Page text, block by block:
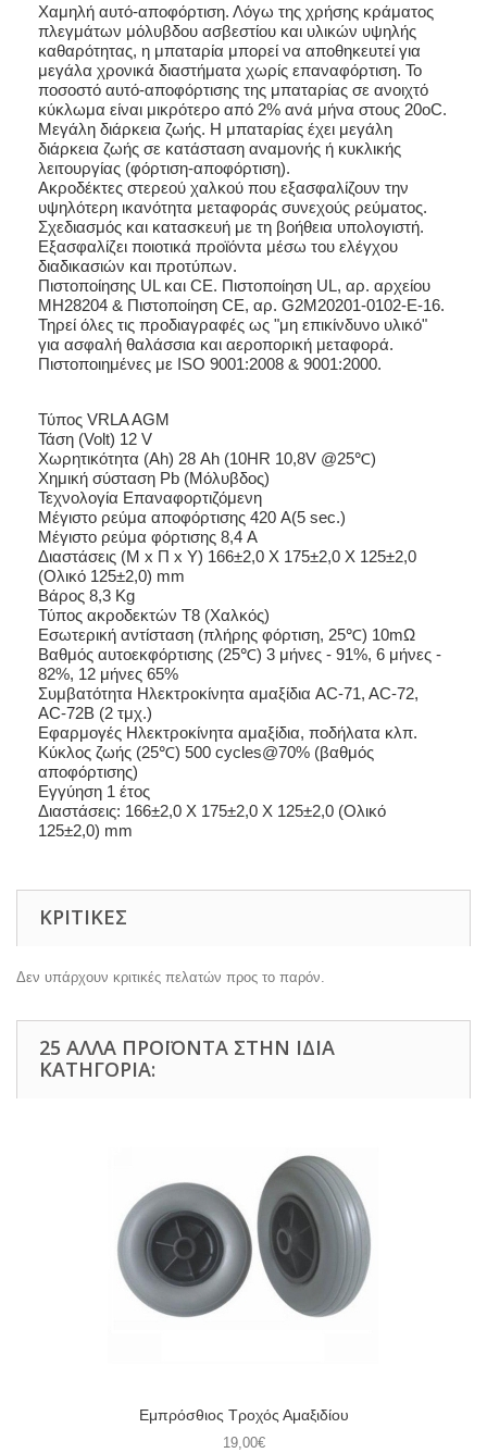
Χαμηλή αυτό-αποφόρτιση. Λόγω της χρήσης κράματος
πλεγμάτων μόλυβδου ασβεστίου και υλικών υψηλής
καθαρότητας, η μπαταρία μπορεί να αποθηκευτεί για
μεγάλα χρονικά διαστήματα χωρίς επαναφόρτιση. Το
ποσοστό αυτό-αποφόρτισης της μπαταρίας σε ανοιχτό
κύκλωμα είναι μικρότερο από 2% ανά μήνα στους 20oC.
Μεγάλη διάρκεια ζωής. Η μπαταρίας έχει μεγάλη
διάρκεια ζωής σε κατάσταση αναμονής ή κυκλικής
λειτουργίας (φόρτιση-αποφόρτιση).
Ακροδέκτες στερεού χαλκού που εξασφαλίζουν την
υψηλότερη ικανότητα μεταφοράς συνεχούς ρεύματος.
Σχεδιασμός και κατασκευή με τη βοήθεια υπολογιστή.
Εξασφαλίζει ποιοτικά προϊόντα μέσω του ελέγχου
διαδικασιών και προτύπων.
Πιστοποίησης UL και CE. Πιστοποίηση UL, αρ. αρχείου
MH28204 & Πιστοποίηση CE, αρ. G2M20201-0102-E-16.
Τηρεί όλες τις προδιαγραφές ως "μη επικίνδυνο υλικό"
για ασφαλή θαλάσσια και αεροπορική μεταφορά.
Πιστοποιημένες με ISO 9001:2008 & 9001:2000.
Τύπος VRLA AGM
Τάση (Volt) 12 V
Χωρητικότητα (Ah) 28 Ah (10HR 10,8V @25℃)
Χημική σύσταση Pb (Μόλυβδος)
Τεχνολογία Επαναφορτιζόμενη
Μέγιστο ρεύμα αποφόρτισης 420 A(5 sec.)
Μέγιστο ρεύμα φόρτισης 8,4 A
Διαστάσεις (M x Π x Y) 166±2,0 X 175±2,0 X 125±2,0
(Ολικό 125±2,0) mm
Βάρος 8,3 Kg
Τύπος ακροδεκτών T8 (Χαλκός)
Εσωτερική αντίσταση (πλήρης φόρτιση, 25℃) 10mΩ
Βαθμός αυτοεκφόρτισης (25℃) 3 μήνες - 91%, 6 μήνες -
82%, 12 μήνες 65%
Συμβατότητα Ηλεκτροκίνητα αμαξίδια AC-71, AC-72,
AC-72B (2 τμχ.)
Εφαρμογές Ηλεκτροκίνητα αμαξίδια, ποδήλατα κλπ.
Κύκλος ζωής (25℃) 500 cycles@70% (βαθμός
αποφόρτισης)
Εγγύηση 1 έτος
Διαστάσεις: 166±2,0 X 175±2,0 X 125±2,0 (Ολικό
125±2,0) mm
ΚΡΙΤΙΚΈΣ
Δεν υπάρχουν κριτικές πελατών προς το παρόν.
25 ΆΛΛΑ ΠΡΟΪΌΝΤΑ ΣΤΗΝ ΊΔΙΑ
ΚΑΤΗΓΟΡΊΑ:
Εμπρόσθιος Τροχός Αμαξιδίου
19,00€